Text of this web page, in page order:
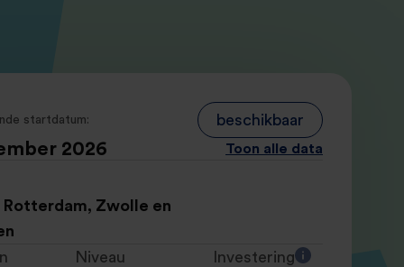
startdatum: beschikbaar
2026 Toon alle data
Zwolle en
Niveau
Investering